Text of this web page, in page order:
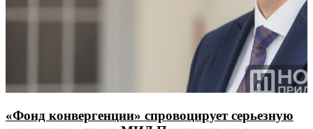
«Фонд конвергенции» спровоцирует серьезную